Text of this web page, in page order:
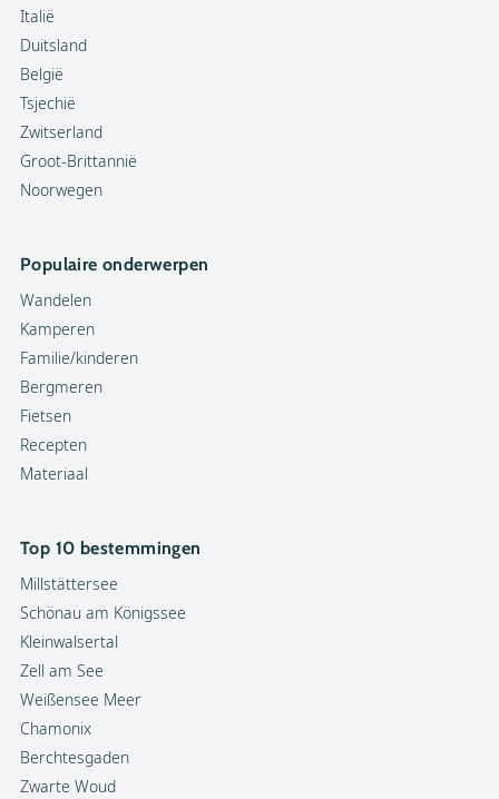
Italië
Duitsland
België
Tsjechië
Zwitserland
Groot-Brittannië
Noorwegen
Populaire onderwerpen
Wandelen
Kamperen
Familie/kinderen
Bergmeren
Fietsen
Recepten
Materiaal
Top 10 bestemmingen
Millstättersee
Schönau am Königssee
Kleinwalsertal
Zell am See
Weißensee Meer
Chamonix
Berchtesgaden
Zwarte Woud